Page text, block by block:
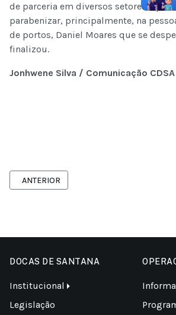
de parceria em diversos setores e por
parabenizar, principalmente, na
de portos, Daniel Moares que se
finalizou.
Jonhwene Silva / Comunicação CDSA
ARTIGO ANTERIOR: DIRETORIA DA CDSA
ANTERIOR
DOCAS DE SANTANA
Institucional
Legislação